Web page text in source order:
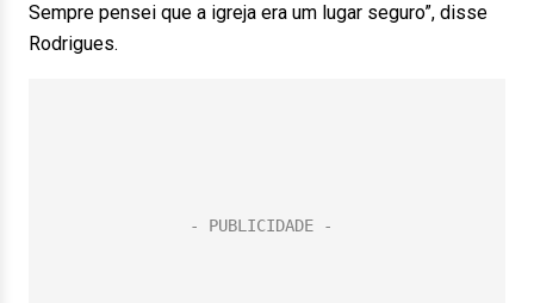
Sempre pensei que a igreja era um lugar seguro”, disse
Rodrigues.